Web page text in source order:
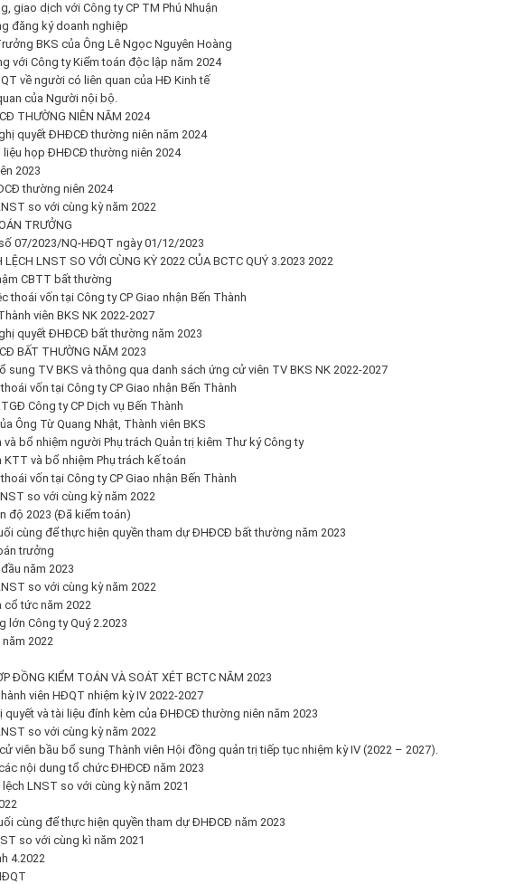
giao dịch với Công ty CP TM Phú Nhuận
đăng ký doanh nghiệp
BKS của Ông Lê Ngọc Nguyên Hoàng
với Công ty Kiểm toán độc lập năm 2024
về người có liên quan của HĐ Kinh tế
của Người nội bộ.
THƯỜNG NIÊN NĂM 2024
quyết ĐHĐCĐ thường niên năm 2024
liệu họp ĐHĐCĐ thường niên 2024
2023
thường niên 2024
so với cùng kỳ năm 2022
TRƯỞNG
07/2023/NQ-HĐQT ngày 01/12/2023
LNST SO VỚI CÙNG KỲ 2022 CỦA BCTC QUÝ 3.2023 2022
CBTT bất thường
thoái vốn tại Công ty CP Giao nhận Bến Thành
viên BKS NK 2022-2027
quyết ĐHĐCĐ bất thường năm 2023
BẤT THƯỜNG NĂM 2023
sung TV BKS và thông qua danh sách ứng cử viên TV BKS NK 2022-2027
vốn tại Công ty CP Giao nhận Bến Thành
Công ty CP Dịch vụ Bến Thành
Ông Từ Quang Nhật, Thành viên BKS
và bổ nhiệm người Phụ trách Quản trị kiêm Thư ký Công ty
và bổ nhiệm Phụ trách kế toán
vốn tại Công ty CP Giao nhận Bến Thành
so với cùng kỳ năm 2022
độ 2023 (Đã kiểm toán)
cùng để thực hiện quyền tham dự ĐHĐCĐ bất thường năm 2023
trưởng
năm 2023
so với cùng kỳ năm 2022
cổ tức năm 2022
lớn Công ty Quý 2.2023
2022
ĐỒNG KIỂM TOÁN VÀ SOÁT XÉT BCTC NĂM 2023
viên HĐQT nhiệm kỳ IV 2022-2027
quyết và tài liệu đính kèm của ĐHĐCĐ thường niên năm 2023
so với cùng kỳ năm 2022
viên bầu bổ sung Thành viên Hội đồng quản trị tiếp tục nhiệm kỳ IV (2022 – 2027).
nội dung tổ chức ĐHĐCĐ năm 2023
LNST so với cùng kỳ năm 2021
cùng để thực hiện quyền tham dự ĐHĐCĐ năm 2023
so với cùng kì năm 2021
4.2022